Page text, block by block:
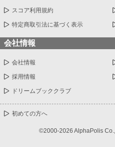
スコア利用規約
特定商取引法に基づく表示
会社情報
会社情報
採用情報
ドリームブッククラブ
初めての方へ
©2000-2026 AlphaPolis